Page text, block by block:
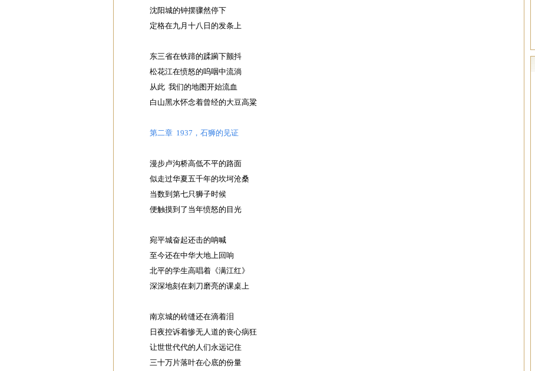
沈阳城的钟摆骤然停下
定格在九月十八日的发条上
东三省在铁蹄的蹂躏下颤抖
松花江在愤怒的呜咽中流淌
从此 我们的地图开始流血
白山黑水怀念着曾经的大豆高粱
第二章 1937，石狮的见证
漫步卢沟桥高低不平的路面
似走过华夏五千年的坎坷沧桑
当数到第七只狮子时候
便触摸到了当年愤怒的目光
宛平城奋起还击的呐喊
至今还在中华大地上回响
北平的学生高唱着《满江红》
深深地刻在刺刀磨亮的课桌上
南京城的砖缝还在滴着泪
日夜控诉着惨无人道的丧心病狂
让世世代代的人们永远记住
三十万片落叶在心底的份量